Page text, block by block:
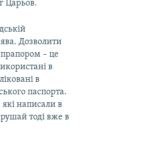
Царьов.
Дозволити
прапором – це
в
в
паспорта.
написали в
тоді вже в